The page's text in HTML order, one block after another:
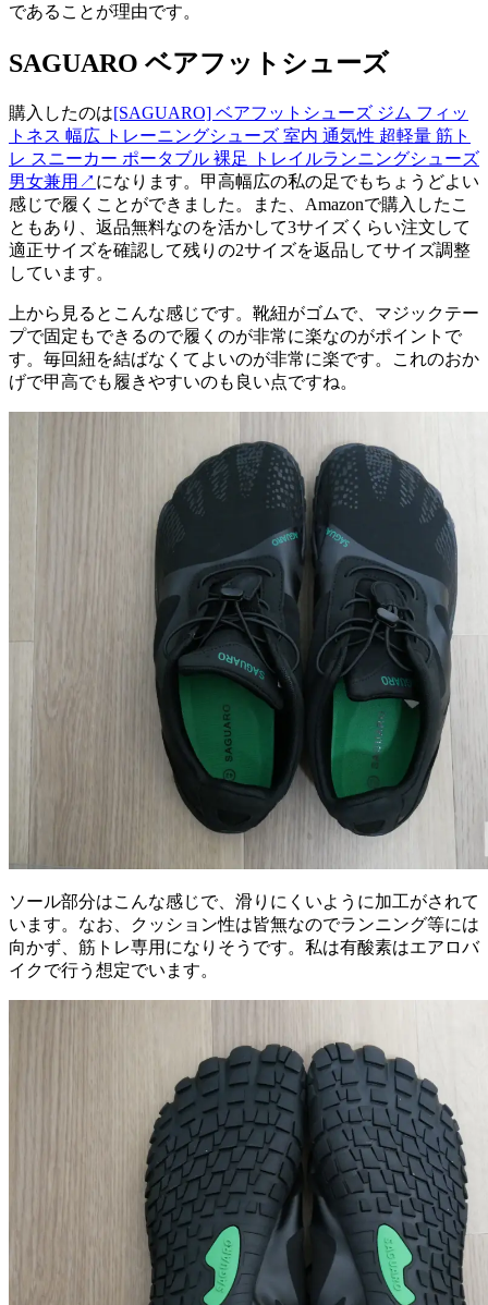
であることが理由です。
SAGUARO ベアフットシューズ
購入したのは[SAGUARO] ベアフットシューズ ジム フィッ
トネス 幅広 トレーニングシューズ 室内 通気性 超軽量 筋ト
レ スニーカー ポータブル 裸足 トレイルランニングシューズ
男女兼用 ↗ になります。甲高幅広の私の足でもちょうどよい
感じで履くことができました。また、Amazonで購入したこ
ともあり、返品無料なのを活かして3サイズくらい注文して
適正サイズを確認して残りの2サイズを返品してサイズ調整
しています。
上から見るとこんな感じです。靴紐がゴムで、マジックテー
プで固定もできるので履くのが非常に楽なのがポイントで
す。毎回紐を結ばなくてよいのが非常に楽です。これのおか
げで甲高でも履きやすいのも良い点ですね。
ソール部分はこんな感じで、滑りにくいように加工がされて
います。なお、クッション性は皆無なのでランニング等には
向かず、筋トレ専用になりそうです。私は有酸素はエアロバ
イクで行う想定でいます。